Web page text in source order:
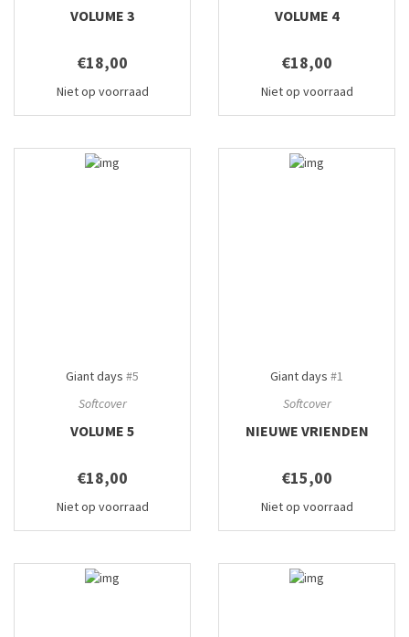
VOLUME 3
€18,00
Niet op voorraad
VOLUME 4
€18,00
Niet op voorraad
Giant days #5
Softcover
VOLUME 5
€18,00
Niet op voorraad
Giant days #1
Softcover
NIEUWE VRIENDEN
€15,00
Niet op voorraad